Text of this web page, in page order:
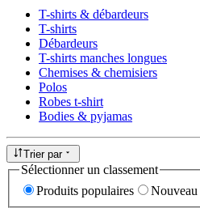
T-shirts & débardeurs
T-shirts
Débardeurs
T-shirts manches longues
Chemises & chemisiers
Polos
Robes t-shirt
Bodies & pyjamas
Trier par
Sélectionner un classement
Produits populaires
Nouveau